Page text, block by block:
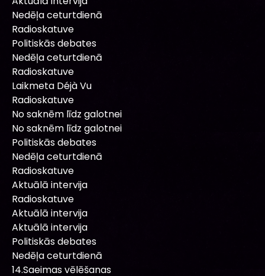
Nedēļa ceturtdienā
Radioskatuve
Politiskās debates
Nedēļa ceturtdienā
Radioskatuve
Laikmeta Déjà Vu
Radioskatuve
No saknēm līdz galotnei
No saknēm līdz galotnei
Politiskās debates
Nedēļa ceturtdienā
Radioskatuve
Aktuālā intervija
Radioskatuve
Aktuālā intervija
Aktuālā intervija
Politiskās debates
Nedēļa ceturtdienā
14.Saeimas vēlēšanas